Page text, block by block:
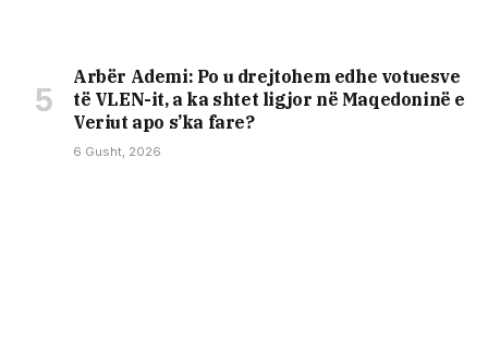
Arbër Ademi: Po u drejtohem edhe votuesve
të VLEN-it, a ka shtet ligjor në Maqedoninë e
Veriut apo s’ka fare?
6 Gusht, 2026